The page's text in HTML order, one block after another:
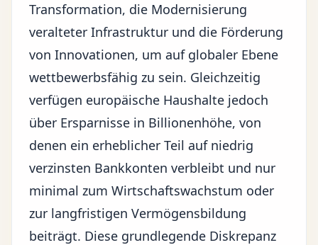
Transformation, die Modernisierung
veralteter Infrastruktur und die Förderung
von Innovationen, um auf globaler Ebene
wettbewerbsfähig zu sein. Gleichzeitig
verfügen europäische Haushalte jedoch
über Ersparnisse in Billionenhöhe, von
denen ein erheblicher Teil auf niedrig
verzinsten Bankkonten verbleibt und nur
minimal zum Wirtschaftswachstum oder
zur langfristigen Vermögensbildung
beiträgt. Diese grundlegende Diskrepanz